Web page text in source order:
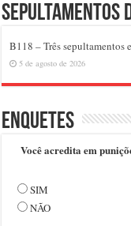
Sepultamentos
B118 – Três sepultamentos
5 de agosto de 2026
Enquetes
Você acredita em
SIM
NÃO